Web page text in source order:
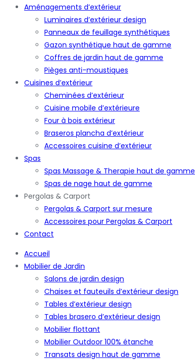
Aménagements d’extérieur
Luminaires d’extérieur design
Panneaux de feuillage synthétiques
Gazon synthétique haut de gamme
Coffres de jardin haut de gamme
Pièges anti-moustiques
Cuisines d’extérieur
Cheminées d’extérieur
Cuisine mobile d’extérieure
Four à bois extérieur
Braseros plancha d’extérieur
Accessoires cuisine d’extérieur
Spas
Spas Massage & Therapie haut de gamme
Spas de nage haut de gamme
Pergolas & Carport
Pergolas & Carport sur mesure
Accessoires pour Pergolas & Carport
Contact
Accueil
Mobilier de Jardin
Salons de jardin design
Chaises et fauteuils d’extérieur design
Tables d’extérieur design
Tables brasero d’extérieur design
Mobilier flottant
Mobilier Outdoor 100% étanche
Transats design haut de gamme